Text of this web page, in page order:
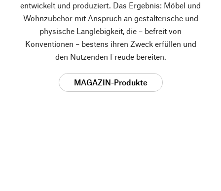
entwickelt und produziert. Das Ergebnis: Möbel und
Wohnzubehör mit Anspruch an gestalterische und
physische Langlebigkeit, die – befreit von
Konventionen – bestens ihren Zweck erfüllen und
den Nutzenden Freude bereiten.
MAGAZIN-Produkte